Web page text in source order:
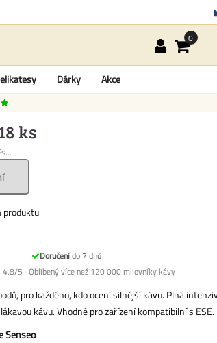
Dárky Akce
ks
produktu
Doručenído 7 dnů
4,8/5 · Oblíbený více než 120 000 milovníky kávy
pro každého, kdo ocení silnější kávu. Plná
kávu. Vhodné pro zařízení kompatibilní s ESE.
Senseo